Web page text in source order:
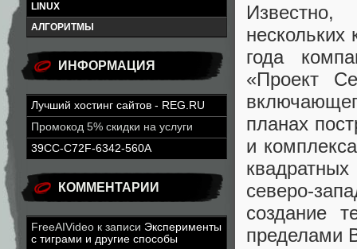
LINUX
АЛГОРИТМЫ
ИНФОРМАЦИЯ
Лучший хостинг сайтов - REG.RU
Промокод 5% скидки на услуги
39CC-C72F-6342-560A
КОММЕНТАРИИ
FreeAIVideo к записи Эксперименты
с тиграми и другие способы
года
«Проект
планах
и
северо-
создание
пределами